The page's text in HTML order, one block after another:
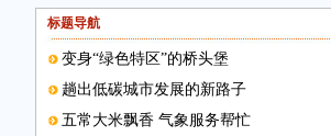
标题导航
变身“绿色特区”的桥头堡
趟出低碳城市发展的新路子
五常大米飘香 气象服务帮忙